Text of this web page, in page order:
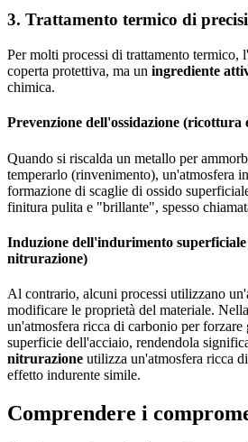
3. Trattamento termico di
Per molti processi di trattamento termico,
coperta protettiva, ma un ingrediente
chimica.
Prevenzione dell'ossidazione (ricottura
Quando si riscalda un metallo per
temperarlo (rinvenimento), un'atmosfera
formazione di scaglie di ossido
finitura pulita e "brillante", spesso
Induzione dell'indurimento
nitrurazione)
Al contrario, alcuni processi utilizzano
modificare le proprietà del materiale. Nella
un'atmosfera ricca di carbonio per
superficie dell'acciaio, rendendola
nitrurazione utilizza un'atmosfera ricca
effetto indurente simile.
Comprendere i